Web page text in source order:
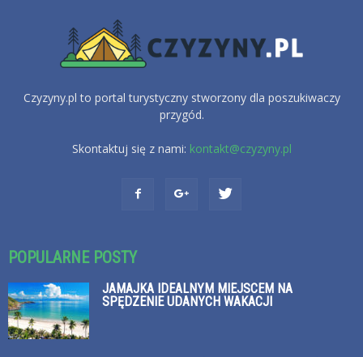
Czyzyny.pl to portal turystyczny stworzony dla poszukiwaczy
przygód.
Skontaktuj się z nami: kontakt@czyzyny.pl
POPULARNE POSTY
JAMAJKA IDEALNYM MIEJSCEM NA
SPĘDZENIE UDANYCH WAKACJI